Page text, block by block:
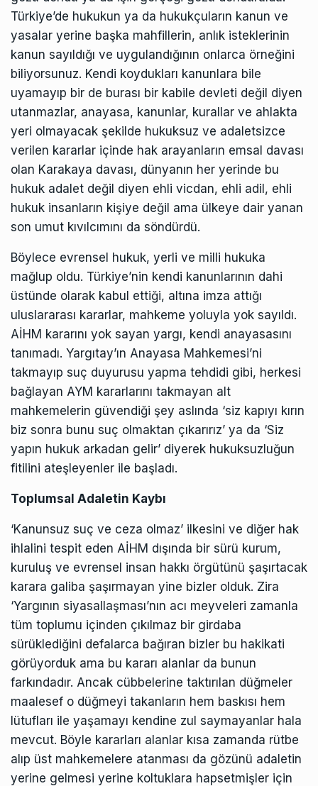
Türkiye’de hukukun ya da hukukçuların kanun ve
yasalar yerine başka mahfillerin, anlık isteklerinin
kanun sayıldığı ve uygulandığının onlarca örneğini
biliyorsunuz. Kendi koydukları kanunlara bile
uyamayıp bir de burası bir kabile devleti değil diyen
utanmazlar, anayasa, kanunlar, kurallar ve ahlakta
yeri olmayacak şekilde hukuksuz ve adaletsizce
verilen kararlar içinde hak arayanların emsal davası
olan Karakaya davası, dünyanın her yerinde bu
hukuk adalet değil diyen ehli vicdan, ehli adil, ehli
hukuk insanların kişiye değil ama ülkeye dair yanan
son umut kıvılcımını da söndürdü.
Böylece evrensel hukuk, yerli ve milli hukuka
mağlup oldu. Türkiye’nin kendi kanunlarının dahi
üstünde olarak kabul ettiği, altına imza attığı
uluslararası kararlar, mahkeme yoluyla yok sayıldı.
AİHM kararını yok sayan yargı, kendi anayasasını
tanımadı. Yargıtay’ın Anayasa Mahkemesi’ni
takmayıp suç duyurusu yapma tehdidi gibi, herkesi
bağlayan AYM kararlarını takmayan alt
mahkemelerin güvendiği şey aslında ‘siz kapıyı kırın
biz sonra bunu suç olmaktan çıkarırız’ ya da ‘Siz
yapın hukuk arkadan gelir’ diyerek hukuksuzluğun
fitilini ateşleyenler ile başladı.
Toplumsal Adaletin Kaybı
‘Kanunsuz suç ve ceza olmaz’ ilkesini ve diğer hak
ihlalini tespit eden AİHM dışında bir sürü kurum,
kuruluş ve evrensel insan hakkı örgütünü şaşırtacak
karara galiba şaşırmayan yine bizler olduk. Zira
‘Yargının siyasallaşması’nın acı meyveleri zamanla
tüm toplumu içinden çıkılmaz bir girdaba
sürüklediğini defalarca bağıran bizler bu hakikati
görüyorduk ama bu kararı alanlar da bunun
farkındadır. Ancak cübbelerine taktırılan düğmeler
maalesef o düğmeyi takanların hem baskısı hem
lütufları ile yaşamayı kendine zul saymayanlar hala
mevcut. Böyle kararları alanlar kısa zamanda rütbe
alıp üst mahkemelere atanması da gözünü adaletin
yerine gelmesi yerine koltuklara hapsetmişler için